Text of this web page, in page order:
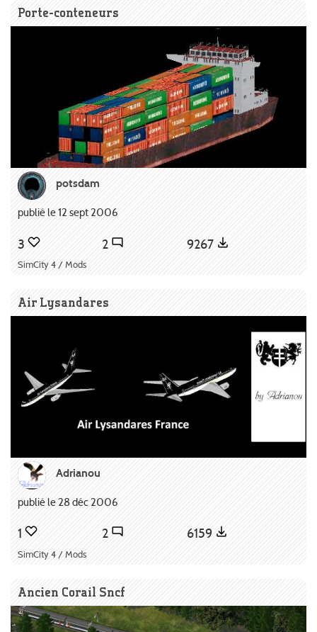
Porte-conteneurs
potsdam
publié le 12 sept 2006
3 2 9267
SimCity 4 / Mods
Air Lysandares
Adrianou
publié le 28 déc 2006
1 2 6159
SimCity 4 / Mods
Ancien Corail Sncf